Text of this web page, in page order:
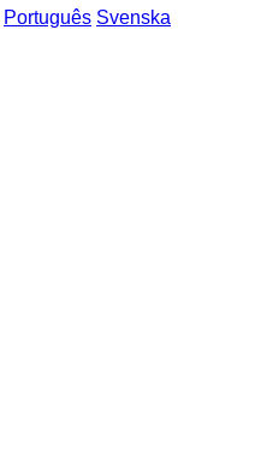
Português Svenska